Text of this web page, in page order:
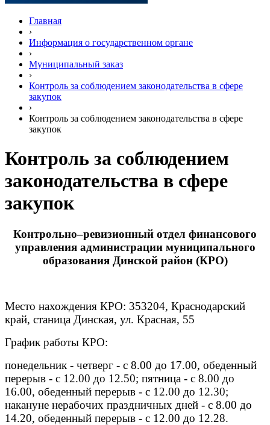
Главная
›
Информация о государственном органе
›
Муниципальный заказ
›
Контроль за соблюдением законодательства в сфере
закупок
›
Контроль за соблюдением законодательства в сфере
закупок
Контроль за соблюдением
законодательства в сфере
закупок
Контрольно–ревизионный отдел финансового
управления администрации муниципального
образования Динской район (КРО)
Место нахождения КРО: 353204, Краснодарский
край, станица Динская, ул. Красная, 55
График работы КРО:
понедельник - четверг - с 8.00 до 17.00, обеденный
перерыв - с 12.00 до 12.50; пятница - с 8.00 до
16.00, обеденный перерыв - с 12.00 до 12.30;
накануне нерабочих праздничных дней - с 8.00 до
14.20, обеденный перерыв - с 12.00 до 12.28.